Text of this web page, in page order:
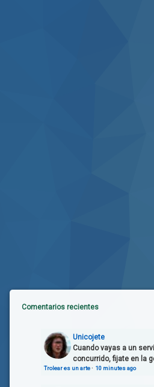
Comentarios recientes
Unicojete
Cuando vayas a un
concurrido, fijate en la
Trolear es un arte· 10 minutes ago